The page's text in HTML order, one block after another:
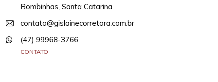
Bombinhas, Santa Catarina.
contato@gislainecorretora.com.br
(47) 99968-3766
CONTATO